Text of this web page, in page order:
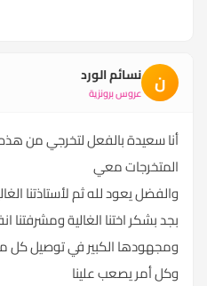
ن نسائم الورد
عروس برونزية
أنا سعيدة بالفعل لتخرجي من
المتخرجات معي
والفضل يعود لله ثم لأستاذتنا
بجد بشكر اختنا الغالية ومشرفتنا
ومجهودها الكبير في توصيل كل
وكل أمر يصعب علينا